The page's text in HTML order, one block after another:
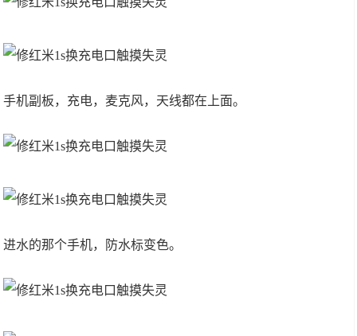
手机副板，充电，麦克风，天线都在上面。
进水的那个手机，防水标变色。